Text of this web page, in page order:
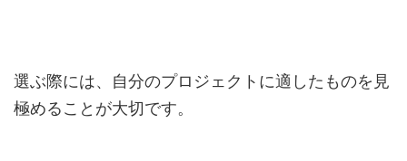
選ぶ際には、自分のプロジェクトに適したものを見
極めることが大切です。